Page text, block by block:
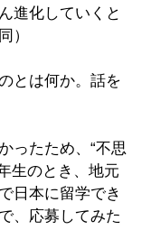
進化していくと
）
とは何か。話を
ったため、“不思
生のとき、地元
日本に留学でき
、応募してみた